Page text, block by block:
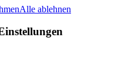
Alle ablehnen